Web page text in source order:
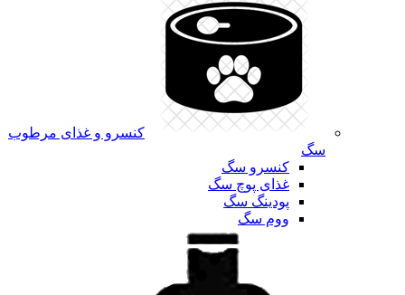
کنسرو و غذای مرطوب
سگ
کنسرو سگ
غذای پوچ سگ
پودینگ سگ
ووم سگ